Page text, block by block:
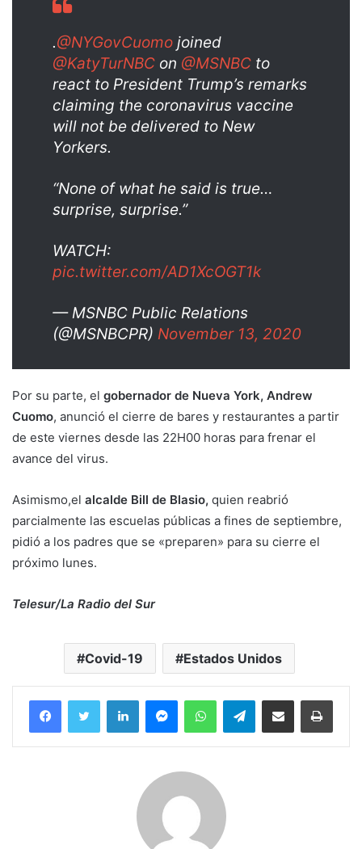
.@NYGovCuomo joined
@KatyTurNBC on @MSNBC to
react to President Trump’s remarks
claiming the coronavirus vaccine
will not be delivered to New
Yorkers.
“None of what he said is true…
surprise, surprise.”
WATCH:
pic.twitter.com/AD1XcOGT1k
— MSNBC Public Relations
(@MSNBCPR) November 13, 2020
Por su parte, el gobernador de Nueva York, Andrew
Cuomo, anunció el cierre de bares y restaurantes a partir
de este viernes desde las 22H00 horas para frenar el
avance del virus.
Asimismo,el alcalde Bill de Blasio, quien reabrió
parcialmente las escuelas públicas a fines de septiembre,
pidió a los padres que se «preparen» para su cierre el
próximo lunes.
Telesur/La Radio del Sur
Covid-19 Estados Unidos
FacebookTwitter LinkedInMessengerWhatsAppTelegramCompartir por correo electrónico